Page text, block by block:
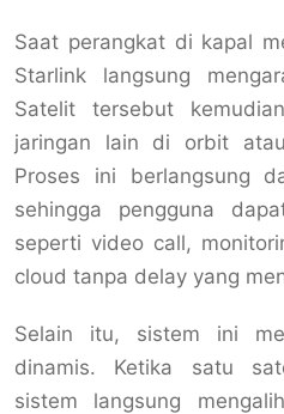
Saat perangkat di kapal
Starlink langsung
Satelit tersebut
jaringan lain di orbit
Proses ini berlangsung
sehingga pengguna
seperti video call,
cloud tanpa delay yang
Selain itu, sistem ini
dinamis. Ketika satu
sistem langsung